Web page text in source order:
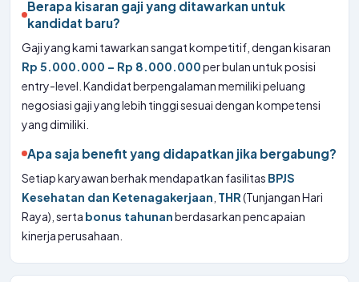
Berapa kisaran gaji yang ditawarkan untuk
kandidat baru?
Gaji yang kami tawarkan sangat kompetitif, dengan kisaran
Rp 5.000.000 – Rp 8.000.000per bulan untuk posisi
entry-level. Kandidat berpengalaman memiliki peluang
negosiasi gaji yang lebih tinggi sesuai dengan kompetensi
yang dimiliki.
Apa saja benefit yang didapatkan jika bergabung?
Setiap karyawan berhak mendapatkan fasilitas BPJS
Kesehatan dan Ketenagakerjaan THR(Tunjangan Hari
Raya), serta bonus tahunanberdasarkan pencapaian
kinerja perusahaan.